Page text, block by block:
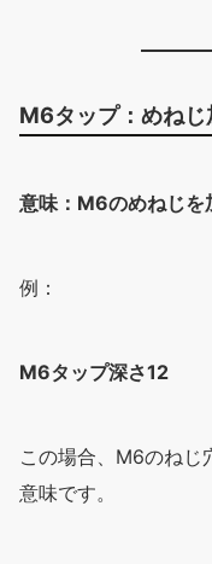
M6タップ：めねじ
意味：M6のめねじを
例：
M6タップ深さ12
この場合、M6のねじ
意味です。